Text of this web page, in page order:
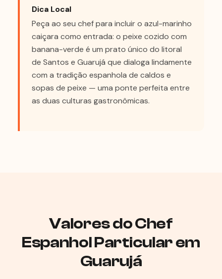
Dica Local
Peça ao seu chef para incluir o azul-marinho
caiçara como entrada: o peixe cozido com
banana-verde é um prato único do litoral
de Santos e Guarujá que dialoga lindamente
com a tradição espanhola de caldos e
sopas de peixe — uma ponte perfeita entre
as duas culturas gastronômicas.
Valores do Chef
Espanhol Particular em
Guarujá